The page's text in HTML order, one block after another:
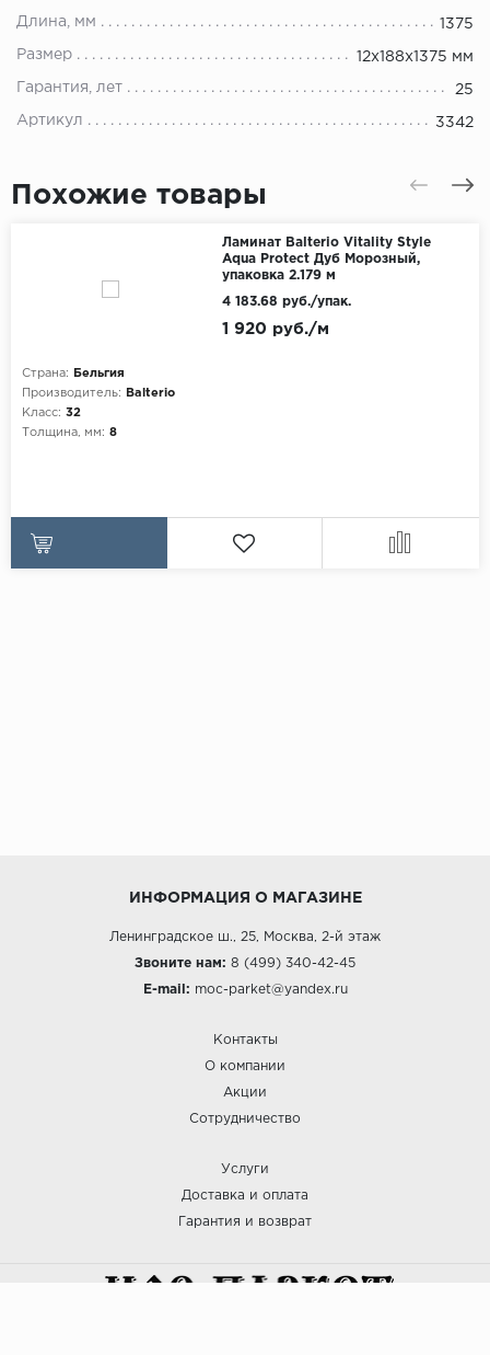
Длина, мм 1375
Размер 12х188х1375 мм
Гарантия, лет 25
Артикул 3342
Похожие товары
Ламинат Balterio Vitality Style
Aqua Protect Дуб Морозный,
упаковка 2.179 м
Страна:
Бельгия
Производитель:
Balterio
Класс: 32
Толщина, мм: 8
1 920 руб./м
4 183.68 руб./упак.
ИНФОРМАЦИЯ О МАГАЗИНЕ
Ленинградское ш., 25, Москва, 2-й этаж
Звоните нам: 8 (499) 340-42-45
E-mail: moc-parket@yandex.ru
Контакты
О компании
Акции
Сотрудничество
Услуги
Доставка и оплата
Гарантия и возврат